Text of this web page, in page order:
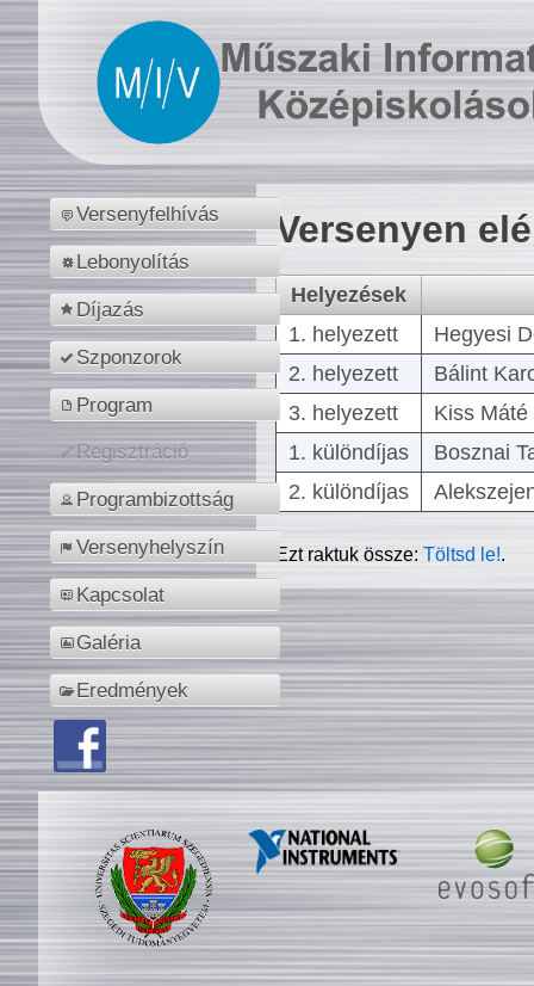
Versenyfelhívás
Lebonyolítás
Díjazás
Szponzorok
Program
Regisztráció
Programbizottság
Versenyhelyszín
Kapcsolat
Galéria
Eredmények
Versenyen
Helyezések
1. helyezett
Hegyesi
2. helyezett
Bálint
3. helyezett
Kiss
1. különdíjas
Bosznai
2. különdíjas
Ezt raktuk össze:Töltsd le!.